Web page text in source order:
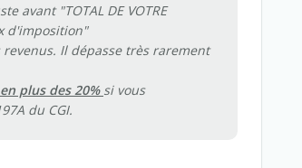
avant "TOTAL DE VOTRE
d'imposition"
Il dépasse très rarement
plus des 20% si vous
du CGI.